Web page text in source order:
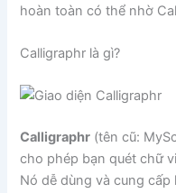
hoàn toàn có thể nhờ
Calligraphr là gì?
Calligraphr (tên cũ:
cho phép bạn quét chữ
Nó dễ dùng và cung